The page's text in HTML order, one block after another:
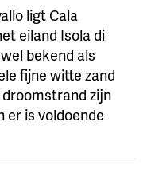
ligt Cala
eiland Isola di
bekend als
fijne witte zand
droomstrand zijn
er is voldoende